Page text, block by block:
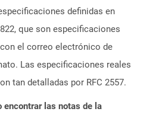
definidas en
que son especificaciones
el correo electrónico de
Las especificaciones reales
tan detalladas por RFC 2557.
encontrar las notas de la